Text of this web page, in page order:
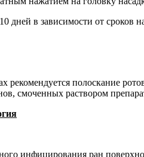
дней в зависимости от сроков
рекомендуется полоскание
смоченных раствором
инфицирования ран